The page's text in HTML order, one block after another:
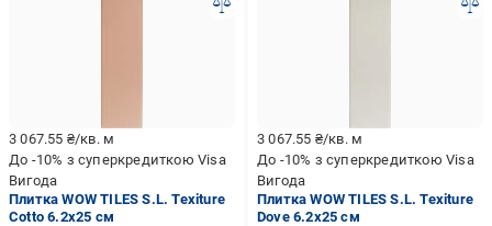
3 067.55 ₴/кв. м
До -10% з суперкредиткою Visa
Вигода
Плитка WOW TILES S.L. Texiture
Cotto 6.2x25 см
3 067.55 ₴/кв. м
До -10% з суперкредиткою Visa
Вигода
Плитка WOW TILES S.L. Texiture
Dove 6.2x25 см